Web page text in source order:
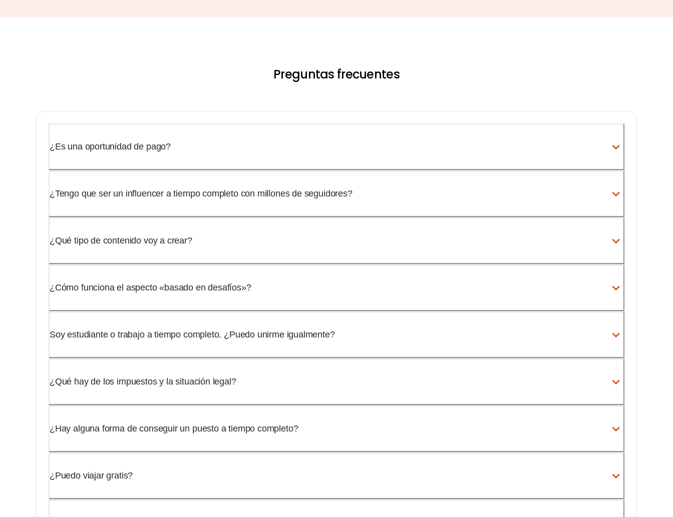
Preguntas frecuentes
¿Es una oportunidad de pago?
¿Tengo que ser un influencer a tiempo completo con millones de seguidores?
¿Qué tipo de contenido voy a crear?
¿Cómo funciona el aspecto «basado en desafíos»?
Soy estudiante o trabajo a tiempo completo. ¿Puedo unirme igualmente?
¿Qué hay de los impuestos y la situación legal?
¿Hay alguna forma de conseguir un puesto a tiempo completo?
¿Puedo viajar gratis?